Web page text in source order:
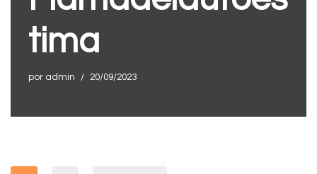
tima
por admin 20/09/2023